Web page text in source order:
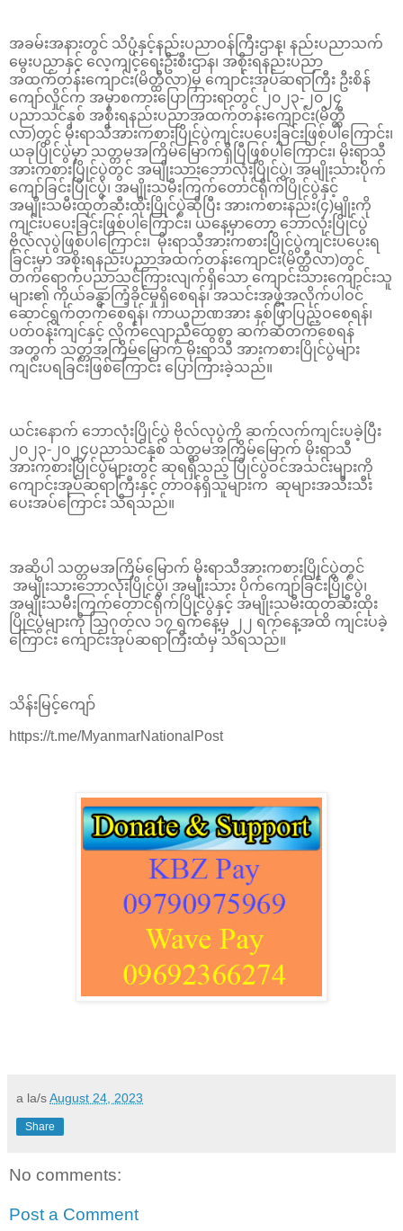
အခမ်းအနားတွင် သိပ္ပံနှင့်နည်းပညာဝန်ကြီးဌာန၊ နည်းပညာသက်
မွေးပညာနှင့် လေ့ကျင့်ရေးဦးစီးဌာန၊ အစိုးရနည်းပညာ
အထက်တန်းကျောင်း(မိတ္ထီလာ)မှ ကျောင်းအုပ်ဆရာကြီး ဦးစိန်
ကျော်လှိုင်က အမှာစကားပြောကြားရာတွင် ၂၀၂၃-၂၀၂၄
ပညာသင်နှစ် အစိုးရနည်းပညာအထက်တန်းကျောင်း(မိတ္ထီ
လာ)တွင် မိုးရာသီအားကစားပြိုင်ပွဲကျင်းပပေးခြင်းဖြစ်ပါကြောင်း၊
ယခုပြိုင်ပွဲမှာ သတ္တမအကြိမ်မြောက်ရှိပြီဖြစ်ပါကြောင်း၊ မိုးရာသီ
အားကစားပြိုင်ပွဲတွင် အမျိုးသားဘောလုံးပြိုင်ပွဲ၊ အမျိုးသားပိုက်
ကျော်ခြင်းပြိုင်ပွဲ၊ အမျိုးသမီးကြက်တောင်ရိုက်ပြိုင်ပွဲနှင့်
အမျိုးသမီးထုတ်ဆီးထိုးပြိုင်ပွဲဆိုပြီး အားကစားနည်း(၄)မျိုးကို
ကျင်းပပေးခြင်းဖြစ်ပါကြောင်း၊ ယနေ့မှာတော့ ဘောလုံးပြိုင်ပွဲ
ဗိုလ်လုပွဲဖြစ်ပါကြောင်း၊ မိုးရာသီအားကစားပြိုင်ပွဲကျင်းပပေးရ
ခြင်းမှာ အစိုးရနည်းပညာအထက်တန်းကျောင်း(မိတ္ထီလာ)တွင်
တက်ရောက်ပညာသင်ကြားလျက်ရှိသော ကျောင်းသားကျောင်းသူ
များ၏ ကိုယ်ခန္ဓာကြံ့ခိုင်မှုရှိစေရန်၊ အသင်းအဖွဲ့အလိုက်ပါဝင်
ဆောင်ရွက်တက်စေရန်၊ ကာယဉာဏအား နှစ်ဖြာပြည့်ဝစေရန်၊
ပတ်ဝန်းကျင်နှင့် လိုက်လျောညီထွေစွာ ဆက်ဆံတက်စေရန်
အတွက် သတ္တအကြိမ်မြောက် မိုးရာသီ အားကစားပြိုင်ပွဲများ
ကျင်းပရခြင်းဖြစ်ကြောင်း ပြောကြားခဲ့သည်။
ယင်းနောက် ဘောလုံးပြိုင်ပွဲ ဗိုလ်လုပွဲကို ဆက်လက်ကျင်းပခဲ့ပြီး
၂၀၂၃-၂၀၂၄ပညာသင်နှစ် သတ္တမအကြိမ်မြောက် မိုးရာသီ
အားကစားပြိုင်ပွဲများတွင် ဆုရရှိသည့် ပြိုင်ပွဲဝင်အသင်းများကို
ကျောင်းအုပ်ဆရာကြီးနှင့် တာဝန်ရှိသူများက ဆုများအသီးသီး
ပေးအပ်ကြောင်း သိရသည်။
အဆိုပါ သတ္တမအကြိမ်မြောက် မိုးရာသီအားကစားပြိုင်ပွဲတွင်
အမျိုးသားဘောလုံးပြိုင်ပွဲ၊ အမျိုးသား ပိုက်ကျော်ခြင်းပြိုင်ပွဲ၊
အမျိုးသမီးကြက်တောင်ရိုက်ပြိုင်ပွဲနှင့် အမျိုးသမီးထုတ်ဆီးထိုး
ပြိုင်ပွဲများကို သြဂုတ်လ ၁၇ ရက်နေ့မှ ၂၂ ရက်နေ့အထိ ကျင်းပခဲ့
ကြောင်း ကျောင်းအုပ်ဆရာကြီးထံမှ သိရသည်။
သိန်းမြင့်ကျော်
https://t.me/MyanmarNationalPost
a la/sAugust 24, 2023
Share
No comments:
Post a Comment